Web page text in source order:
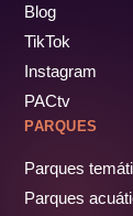
Blog
TikTok
Instagram
PACtv
PARQUES
Parques
Parques